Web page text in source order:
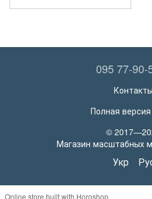
095 77-90-
Контакты
Полная
©
Магазин масштабных
Укр
Online store built with Horoshop